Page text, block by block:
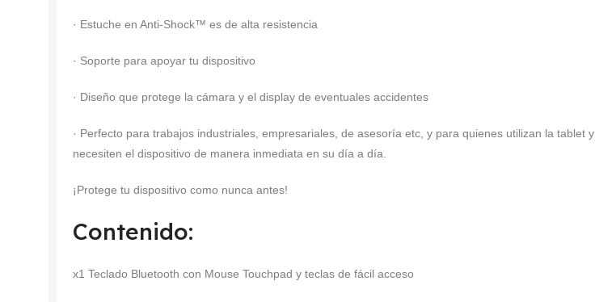
· Estuche en Anti-Shock™ es de alta resistencia
· Soporte para apoyar tu dispositivo
· Diseño que protege la cámara y el display de eventuales accidentes
· Perfecto para trabajos industriales, empresariales, de asesoría etc, y para quienes utilizan la tablet y
necesiten el dispositivo de manera inmediata en su día a día.
¡Protege tu dispositivo como nunca antes!
Contenido:
x1 Teclado Bluetooth con Mouse Touchpad y teclas de fácil acceso